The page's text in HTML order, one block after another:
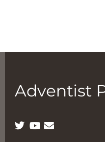
Adventist